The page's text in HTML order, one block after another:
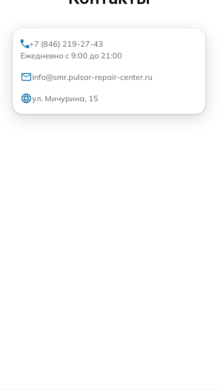
+7 (846) 219-27-43
Ежедневно с 9:00 до 21:00
info@smr.pulsar-repair-center.ru
ул. Мичурина, 15